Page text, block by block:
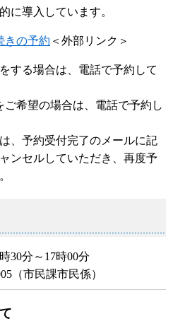
に導入しています。
きの予約 ＜外部リンク＞
する場合は、電話で予約して
希望の場合は、電話で予約し
、予約受付完了のメールに記
ンセルしていただき、再度予
30分～17時00分
（市民課市民係）